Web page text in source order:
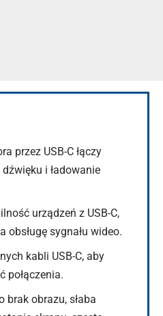
przez USB-C łączy
dźwięku i ładowanie
urządzeń z USB-C,
obsługę sygnału wideo.
kabli USB-C, aby
połączenia.
brak obrazu, słaba